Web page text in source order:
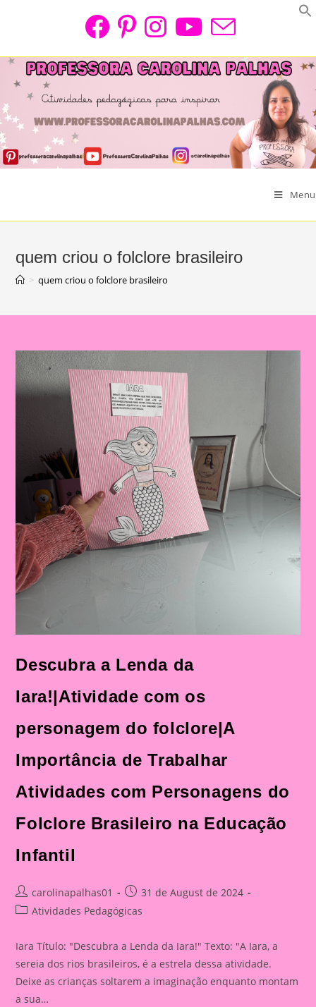
Menu
quem criou o folclore brasileiro
> quem criou o folclore brasileiro
Descubra a Lenda da
Iara!|Atividade com os
personagem do folclore|A
Importância de Trabalhar
Atividades com Personagens do
Folclore Brasileiro na Educação
Infantil
Post
author:
carolinapalhas01
Post
published:
31 de August de 2024
PostAtividades Pedagógicas
Iara Título: "Descubra a Lenda da Iara!" Texto: "A Iara, a
sereia dos rios brasileiros, é a estrela dessa atividade.
Deixe as crianças soltarem a imaginação enquanto montam
a sua…